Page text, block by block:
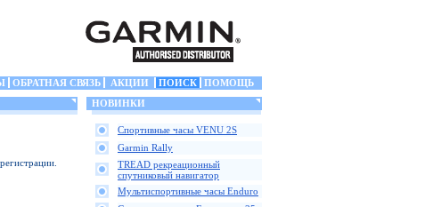
ОБРАТНАЯ СВЯЗЬ АКЦИИ ПОИСК
ПОМОЩЬ
НОВИНКИ
Спортивные часы VENU 2S
Garmin Rally
TREAD рекреационный
спутниковый навигатор
Мультиспортивные часы Enduro